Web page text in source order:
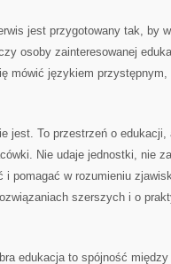
jest przygotowany tak, by
osoby zainteresowanej
mówić językiem
jest. To przestrzeń o edukacji,
Nie udaje jednostki, nie
i pomagać w rozumieniu
szerszych i o
edukacja to spójność